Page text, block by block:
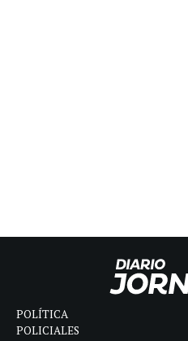
POLÍTICA
POLICIALES